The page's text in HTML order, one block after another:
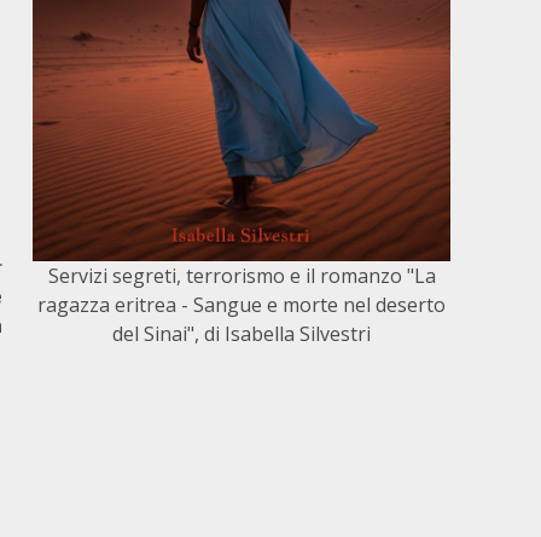
Servizi segreti, terrorismo e il romanzo "La
ragazza eritrea - Sangue e morte nel deserto
del Sinai", di Isabella Silvestri